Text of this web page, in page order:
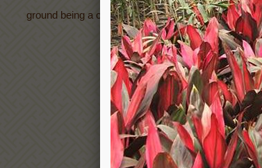
ground being a colorful additive to green areas.